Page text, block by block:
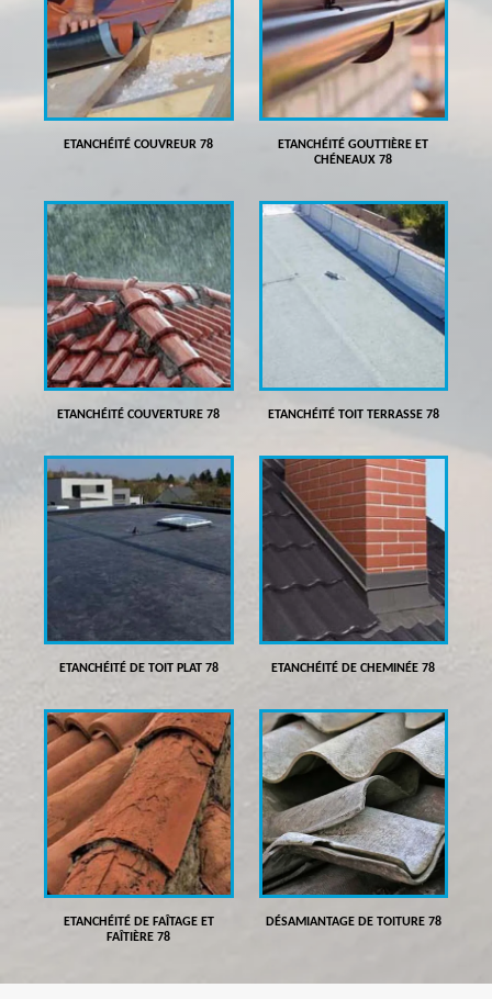
ETANCHÉITÉ COUVREUR 78
ETANCHÉITÉ GOUTTIÈRE ET
CHÉNEAUX 78
ETANCHÉITÉ COUVERTURE 78 ETANCHÉITÉ TOIT TERRASSE 78
ETANCHÉITÉ DE TOIT PLAT 78 ETANCHÉITÉ DE CHEMINÉE 78
ETANCHÉITÉ DE FAÎTAGE ET
FAÎTIÈRE 78
DÉSAMIANTAGE DE TOITURE 78